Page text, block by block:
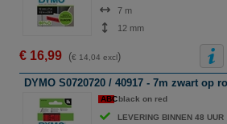
7 m
12 mm
€ 16,99 (€ 14,04 excl)
DYMO S0720720 / 40917 - 7m zwart op
ABCblack on red
LEVERING BINNEN 48 UUR